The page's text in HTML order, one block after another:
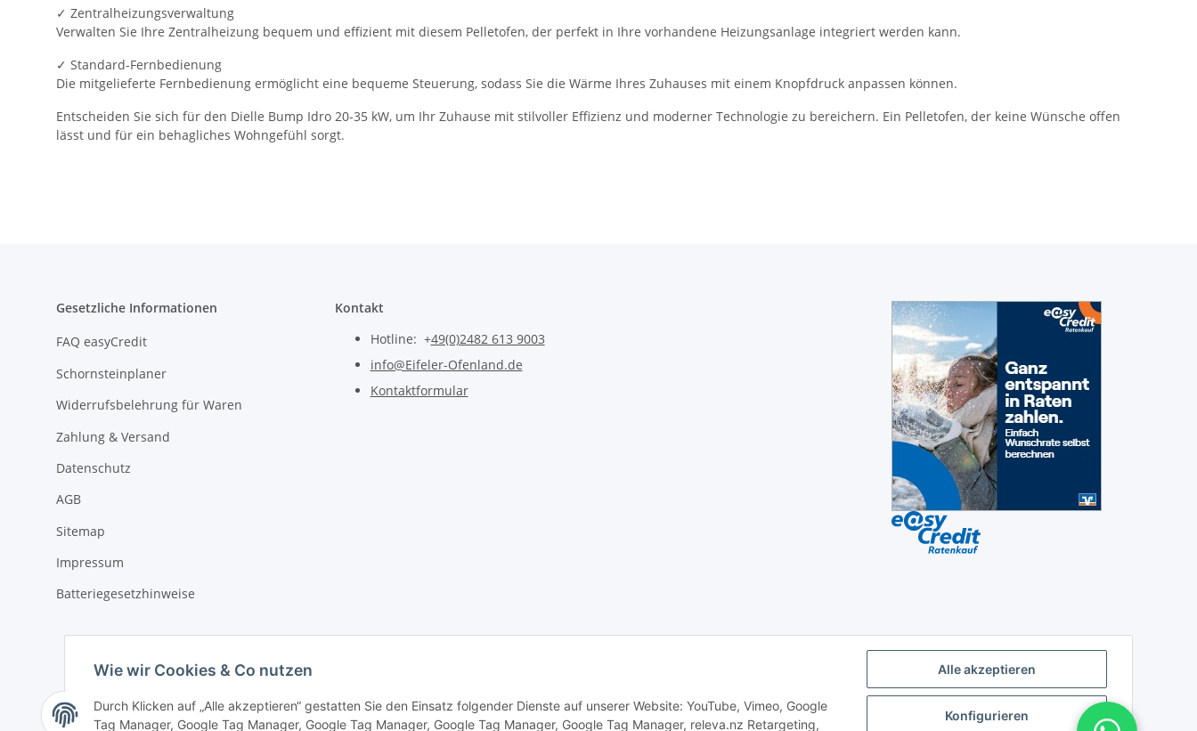
✓ Zentralheizungsverwaltung
Verwalten Sie Ihre Zentralheizung bequem und effizient mit diesem Pelletofen, der perfekt in Ihre vorhandene Heizungsanlage integriert werden kann.
✓ Standard-Fernbedienung
Die mitgelieferte Fernbedienung ermöglicht eine bequeme Steuerung, sodass Sie die Wärme Ihres Zuhauses mit einem Knopfdruck anpassen können.
Entscheiden Sie sich für den Dielle Bump Idro 20-35 kW, um Ihr Zuhause mit stilvoller Effizienz und moderner Technologie zu bereichern. Ein Pelletofen, der keine Wünsche offen
lässt und für ein behagliches Wohngefühl sorgt.
Gesetzliche Informationen
FAQ easyCredit
Schornsteinplaner
Widerrufsbelehrung für Waren
Zahlung & Versand
Datenschutz
AGB
Sitemap
Impressum
Batteriegesetzhinweise
Kontakt
Hotline: +49(0)2482 613 9003
info@Eifeler-Ofenland.de
Kontaktformular
Wie wir Cookies & Co nutzen
Durch Klicken auf „Alle akzeptieren“ gestatten Sie den Einsatz folgender Dienste auf unserer Website: YouTube, Vimeo, Google
Tag Manager, Google Tag Manager, Google Tag Manager, Google Tag Manager, Google Tag Manager, releva.nz Retargeting,
Alle akzeptieren
Konfigurieren